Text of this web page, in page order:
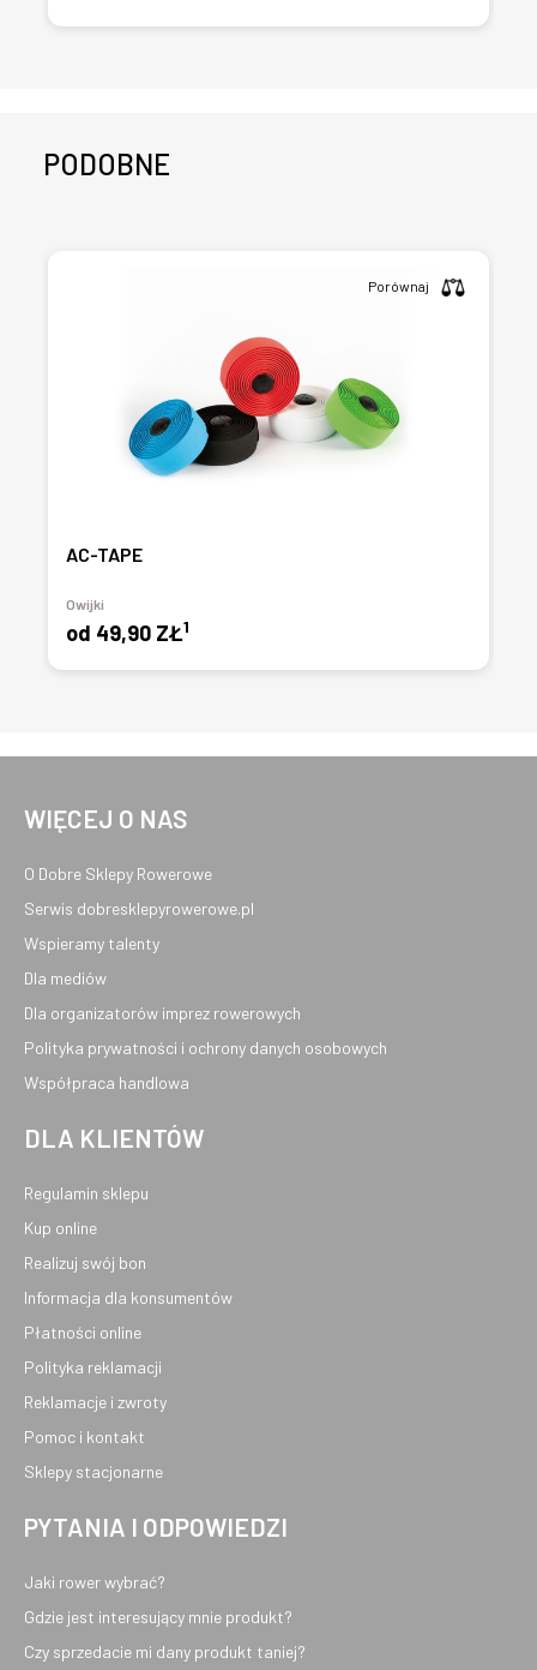
PODOBNE
AC-TAPE
Owijki
od 49,90 ZŁ1
Porównaj
WIĘCEJ O NAS
O Dobre Sklepy Rowerowe
Serwis dobresklepyrowerowe.pl
Wspieramy talenty
Dla mediów
Dla organizatorów imprez rowerowych
Polityka prywatności i ochrony danych osobowych
Współpraca handlowa
DLA KLIENTÓW
Regulamin sklepu
Kup online
Realizuj swój bon
Informacja dla konsumentów
Płatności online
Polityka reklamacji
Reklamacje i zwroty
Pomoc i kontakt
Sklepy stacjonarne
PYTANIA I ODPOWIEDZI
Jaki rower wybrać?
Gdzie jest interesujący mnie produkt?
Czy sprzedacie mi dany produkt taniej?